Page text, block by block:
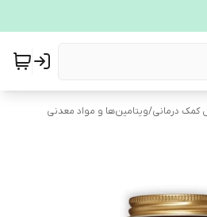
کمک درمانی/ویتامین‌ها و مواد معدنی